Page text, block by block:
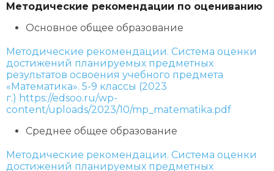
Методические рекомендации по оцениванию
Основное общее образование
Методические рекомендации. Система оценки
достижений планируемых предметных
результатов освоения учебного предмета
«Математика». 5-9 классы (2023
г.) https://edsoo.ru/wp-
content/uploads/2023/10/mp_matematika.pdf
Среднее общее образование
Методические рекомендации. Система оценки
достижений планируемых предметных